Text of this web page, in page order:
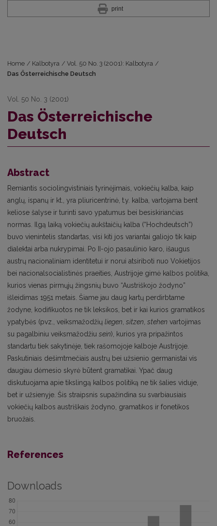
print
Home / Kalbotyra / Vol. 50 No. 3 (2001): Kalbotyra /
Das Österreichische Deutsch
Vol. 50 No. 3 (2001)
Das Österreichische
Deutsch
Abstract
Remiantis sociolingvistiniais tyrinėjimais, vokiečių kalba, kaip
anglų, ispanų ir kt., yra pliuricentrinė, t.y. kalba, vartojama bent
keliose šalyse ir turinti savo ypatumus bei besiskiriančias
normas. Ilgą laiką vokiečių aukštaičių kalba (“Hochdeutsch”)
buvo vienintelis standartas, visi kiti jos variantai galiojo tik kaip
dialektai arba nukrypimai. Po II-ojo pasaulinio karo, išaugus
austrų nacionaliniam identitetui ir norui atsiriboti nuo Vokietijos
bei nacionalsocialistinės praeities, Austrijoje gimė kalbos politika,
kurios vienas pirmųjų žingsnių buvo “Austriškojo žodyno”
išleidimas 1951 metais. Šiame jau daug kartų perdirbtame
žodyne, kodifikuotos ne tik leksikos, bet ir kai kurios gramatikos
ypatybės (pvz., veiksmažodžių liegen sitzen stehen vartojimas
su pagalbiniu veiksmažodžiu sein), kurios yra pripažintos
standartu tiek sakytinėje, tiek rašomojoje kalboje Austrijoje.
Paskutiniais dešimtmečiais austrų bei užsienio germanistai vis
daugiau dėmesio skyrė būtent gramatikai. Ypač daug
diskutuojama apie tikslingą kalbos politiką ne tik šalies viduje,
bet ir užsienyje. Šis straipsnis supažindina su svarbiausiais
vokiečių kalbos austriškais žodyno, gramatikos ir fonetikos
bruožais.
References
Downloads